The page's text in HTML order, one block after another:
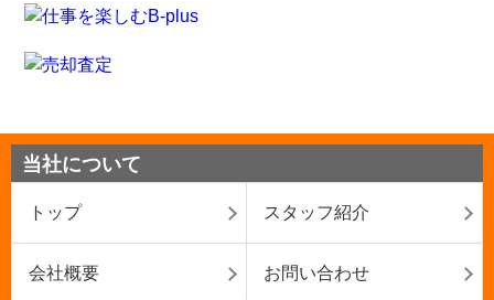
当社について
トップ スタッフ紹介
会社概要 お問い合わせ